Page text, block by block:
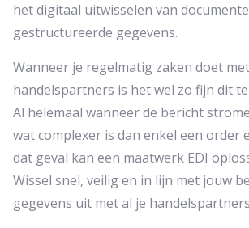
het digitaal uitwisselen van
gestructureerde gegevens.
Wanneer je regelmatig zaken doet
handelspartners is het wel zo fijn dit
Al helemaal wanneer de bericht
wat complexer is dan enkel een order
dat geval kan een maatwerk EDI
Wissel snel, veilig en in lijn met jouw
gegevens uit met al je